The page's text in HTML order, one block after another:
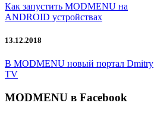
Как запустить MODMENU на
ANDROID устройствах
13.12.2018
В MODMENU новый портал Dmitry
TV
MODMENU в Facebook